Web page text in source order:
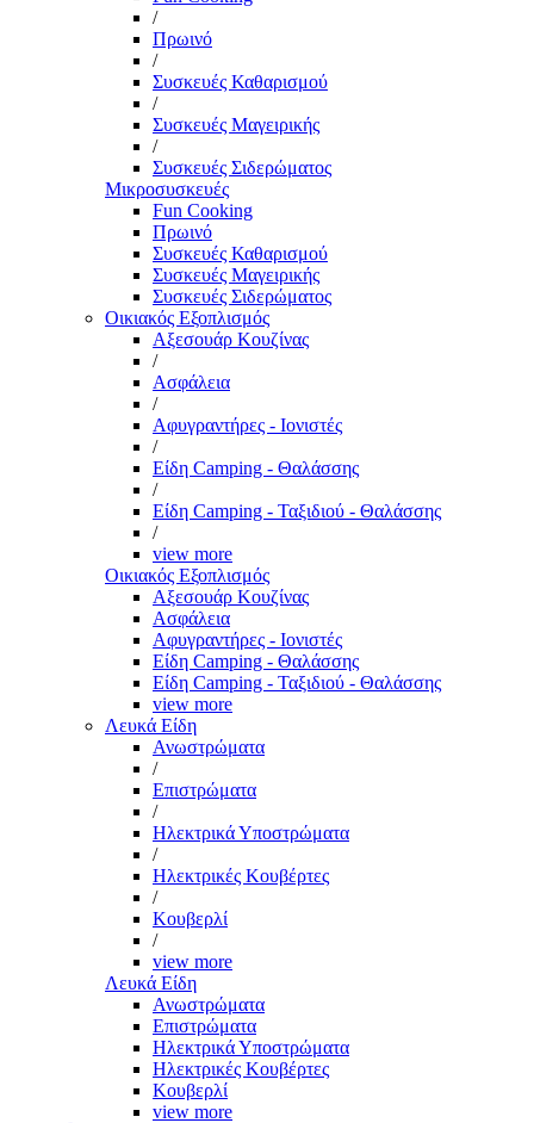
/
Πρωινό
/
Συσκευές Καθαρισμού
/
Συσκευές Μαγειρικής
/
Συσκευές Σιδερώματος
Μικροσυσκευές
Fun Cooking
Πρωινό
Συσκευές Καθαρισμού
Συσκευές Μαγειρικής
Συσκευές Σιδερώματος
Οικιακός Εξοπλισμός
Αξεσουάρ Κουζίνας
/
Ασφάλεια
/
Αφυγραντήρες - Ιονιστές
/
Είδη Camping - Θαλάσσης
/
Είδη Camping - Ταξιδιού - Θαλάσσης
/
view more
Οικιακός Εξοπλισμός
Αξεσουάρ Κουζίνας
Ασφάλεια
Αφυγραντήρες - Ιονιστές
Είδη Camping - Θαλάσσης
Είδη Camping - Ταξιδιού - Θαλάσσης
view more
Λευκά Είδη
Ανωστρώματα
/
Επιστρώματα
/
Ηλεκτρικά Υποστρώματα
/
Ηλεκτρικές Κουβέρτες
/
Κουβερλί
/
view more
Λευκά Είδη
Ανωστρώματα
Επιστρώματα
Ηλεκτρικά Υποστρώματα
Ηλεκτρικές Κουβέρτες
Κουβερλί
view more